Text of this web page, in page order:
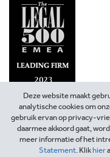
Deze website maakt
analytische cookies om
gebruik ervan op privacy-
daarmee akkoord gaat,
meer informatie of het
Statement. Klikhier